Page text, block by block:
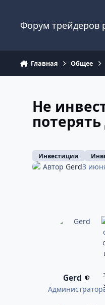
Форум трейдеров
Главная Общее
Не
Инвестиции
Автор Gerd3
Gerd